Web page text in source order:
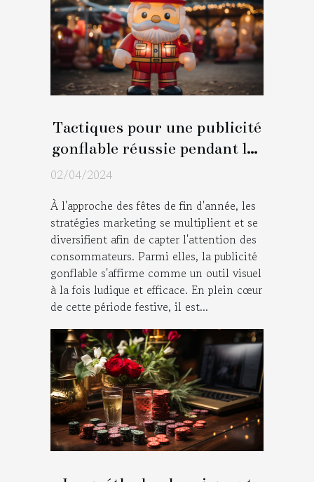
Tactiques pour une publicité
gonflable réussie pendant les
fêtes de fin d'année
02/04/2024
À l'approche des fêtes de fin d'année, les
stratégies marketing se multiplient et se
diversifient afin de capter l'attention des
consommateurs. Parmi elles, la publicité
gonflable s'affirme comme un outil visuel
à la fois ludique et efficace. En plein cœur
de cette période festive, il est...